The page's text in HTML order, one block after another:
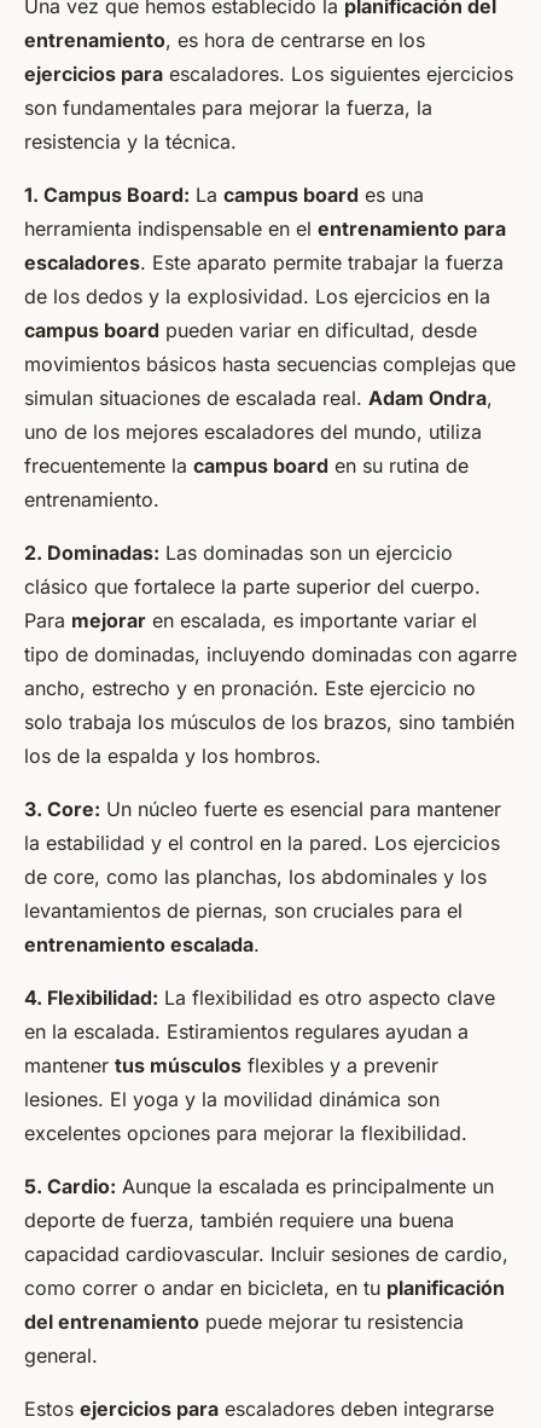
Una vez que hemos establecido la planificación del
entrenamiento, es hora de centrarse en los
ejercicios para escaladores. Los siguientes ejercicios
son fundamentales para mejorar la fuerza, la
resistencia y la técnica.
1. Campus Board: La campus board es una
herramienta indispensable en el entrenamiento para
escaladores. Este aparato permite trabajar la fuerza
de los dedos y la explosividad. Los ejercicios en la
campus board pueden variar en dificultad, desde
movimientos básicos hasta secuencias complejas que
simulan situaciones de escalada real. Adam Ondra,
uno de los mejores escaladores del mundo, utiliza
frecuentemente la campus board en su rutina de
entrenamiento.
2. Dominadas: Las dominadas son un ejercicio
clásico que fortalece la parte superior del cuerpo.
Para mejorar en escalada, es importante variar el
tipo de dominadas, incluyendo dominadas con agarre
ancho, estrecho y en pronación. Este ejercicio no
solo trabaja los músculos de los brazos, sino también
los de la espalda y los hombros.
3. Core: Un núcleo fuerte es esencial para mantener
la estabilidad y el control en la pared. Los ejercicios
de core, como las planchas, los abdominales y los
levantamientos de piernas, son cruciales para el
entrenamiento escalada.
4. Flexibilidad: La flexibilidad es otro aspecto clave
en la escalada. Estiramientos regulares ayudan a
mantener tus músculos flexibles y a prevenir
lesiones. El yoga y la movilidad dinámica son
excelentes opciones para mejorar la flexibilidad.
5. Cardio: Aunque la escalada es principalmente un
deporte de fuerza, también requiere una buena
capacidad cardiovascular. Incluir sesiones de cardio,
como correr o andar en bicicleta, en tu planificación
del entrenamiento puede mejorar tu resistencia
general.
Estos ejercicios para escaladores deben integrarse